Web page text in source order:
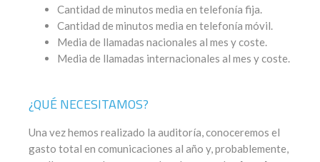
Cantidad de minutos media en telefonía fija.
Cantidad de minutos media en telefonía móvil.
Media de llamadas nacionales al mes y coste.
Media de llamadas internacionales al mes y coste.
¿QUÉ NECESITAMOS?
Una vez hemos realizado la auditoría, conoceremos el
gasto total en comunicaciones al año y, probablemente,